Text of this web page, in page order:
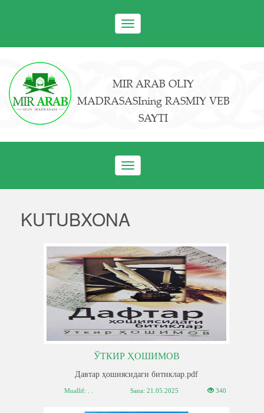
Toggle
navigation
MIR ARAB OLIY
MADRASASIning RASMIY VEB
SAYTI
Toggle
navigation
KUTUBXONA
ЎТКИР ҲОШИМОВ
Давтар ҳошиясидаги битиклар.pdf
Muallif: . . Sana: 21.05.2025 340